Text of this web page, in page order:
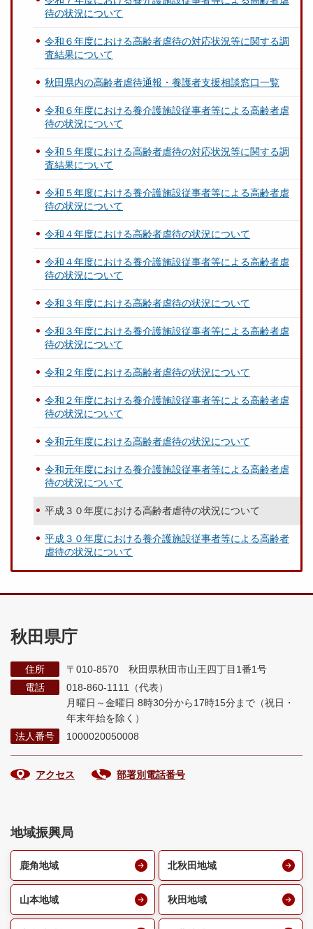
待の状況について
令和６年度における高齢者虐待の対応状況等に関する調
査結果について
秋田県内の高齢者虐待通報・養護者支援相談窓口一覧
令和６年度における養介護施設従事者等による高齢者虐
待の状況について
令和５年度における高齢者虐待の対応状況等に関する調
査結果について
令和５年度における養介護施設従事者等による高齢者虐
待の状況について
令和４年度における高齢者虐待の状況について
令和４年度における養介護施設従事者等による高齢者虐
待の状況について
令和３年度における高齢者虐待の状況について
令和３年度における養介護施設従事者等による高齢者虐
待の状況について
令和２年度における高齢者虐待の状況について
令和２年度における養介護施設従事者等による高齢者虐
待の状況について
令和元年度における高齢者虐待の状況について
令和元年度における養介護施設従事者等による高齢者虐
待の状況について
平成３０年度における高齢者虐待の状況について
平成３０年度における養介護施設従事者等による高齢者
虐待の状況について
秋田県庁
住所
〒010-8570 秋田県秋田市山王四丁目1番1号
電話
018-860-1111（代表）
月曜日～金曜日 8時30分から17時15分まで （祝日・
年末年始を除く）
法人番号
1000020050008
アクセス 部署別電話番号
地域振興局
鹿角地域 北秋田地域
山本地域 秋田地域